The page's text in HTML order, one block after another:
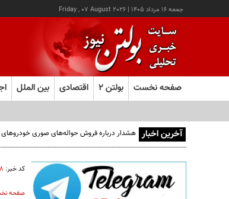
جمعه ۱۶ مرداد ۱۴۰۵ |
Friday , 07 August 2026
صفحه نخست بولتن ۲ اقتصادی بین الملل
آخرین اخبار هشدار درباره فروش حواله‌های صوری خودروهای
کد خبر:
صفحه